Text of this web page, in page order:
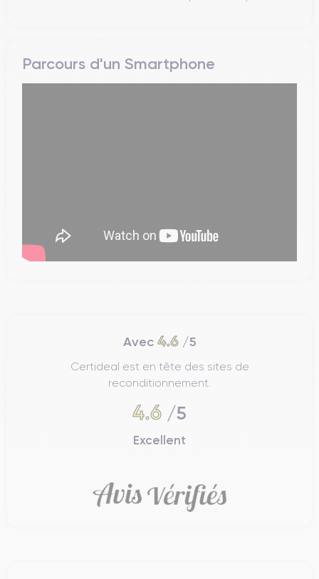
Parcours d'un Smartphone
Avec 4.6/5
Certideal est en tête des sites de
reconditionnement.
4.6 /5
Excellent